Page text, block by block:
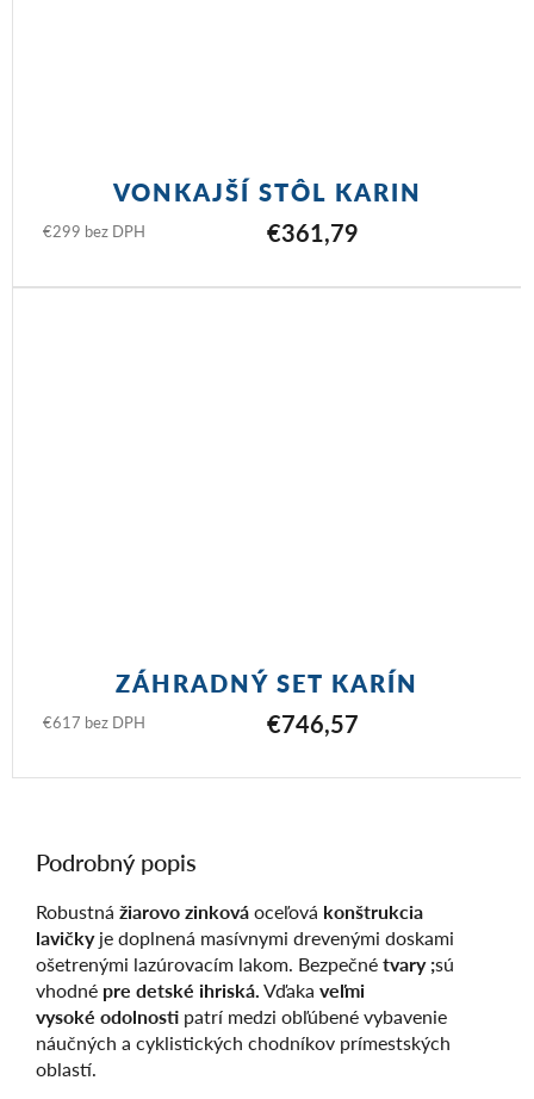
VONKAJŠÍ STÔL KARIN
€299 bez DPH €361,79
ZÁHRADNÝ SET KARÍN
€617 bez DPH €746,57
Podrobný popis
Robustná žiarovo zinkováoceľová konštrukcia
lavičkyje doplnená masívnymi drevenými doskami
ošetrenými lazúrovacím lakom. Bezpečnétvary ;sú
vhodné pre detské ihriská.Vďaka veľmi
vysoké odolnosti patrí medzi obľúbené vybavenie
náučných a cyklistických chodníkov prímestských
oblastí.